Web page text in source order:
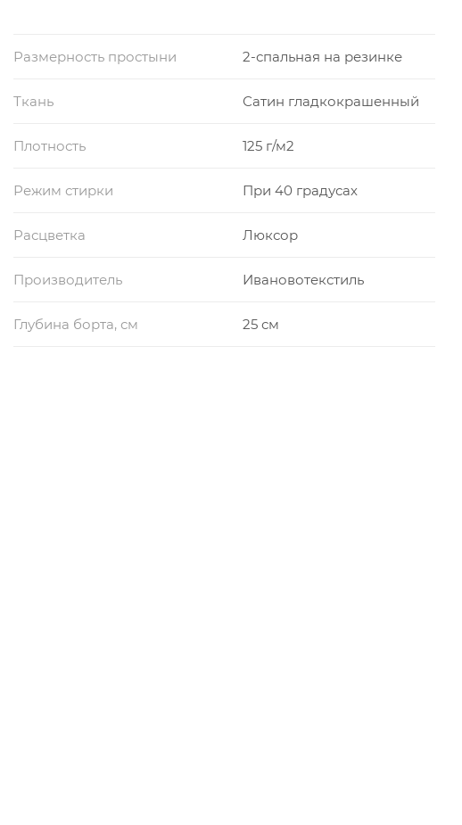
Размерность простыни 2-спальная на резинке
Ткань Сатин гладкокрашенный
Плотность 125 г/м2
Режим стирки При 40 градусах
Расцветка Люксор
Производитель Ивановотекстиль
Глубина борта, см 25 см